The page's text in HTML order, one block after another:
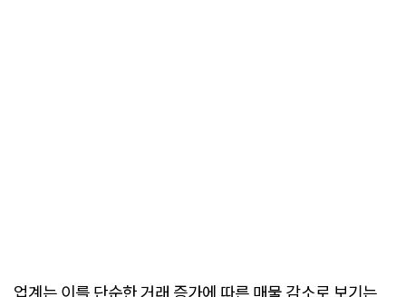
업계는 이를 단순한 거래 증가에 따른 매물 감소로 보기는